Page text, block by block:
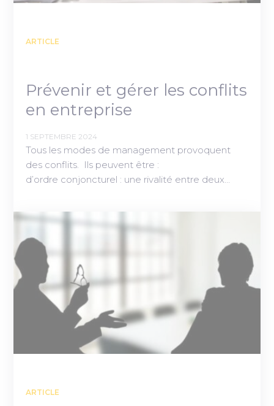
ARTICLE
Prévenir et gérer les conflits
en entreprise
1 SEPTEMBRE 2024
Tous les modes de management provoquent
des conflits. Ils peuvent être :
d’ordre conjoncturel : une rivalité entre deux…
ARTICLE